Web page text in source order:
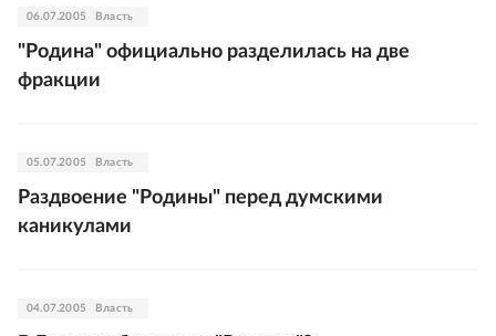
06.07.2005 Власть
"Родина" официально разделилась на две
фракции
05.07.2005 Власть
Раздвоение "Родины" перед думскими
каникулами
04.07.2005 Власть